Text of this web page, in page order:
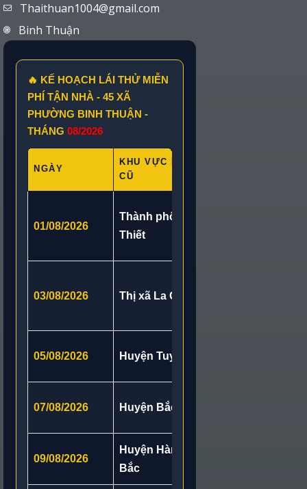
Thaithuan1004@gmail.com
Binh Thuận
🔥 KẾ HOẠCH LÁI THỬ MIỄN
PHÍ TẬN NHÀ - 45 XÃ
PHƯỜNG BINH THUẬN -
THÁNG 08/2026
NGÀY
KHU VỰC HUYỆN
CŨ
01/08/2026
Thành phố Phan
Thiết
03/08/2026 Thị xã La Gi
05/08/2026 Huyện Tuy Phong
07/08/2026 Huyện Bắc Bình
09/08/2026
Huyện Hàm Thuận
Bắc